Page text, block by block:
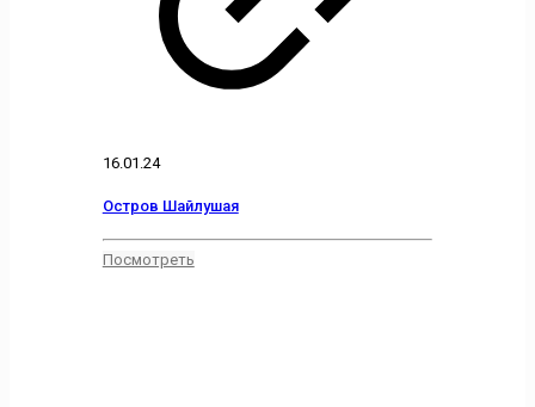
16.01.24
Остров Шайлушая
Посмотреть